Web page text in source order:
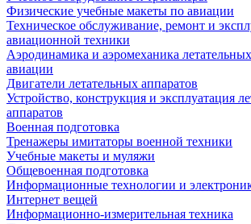
Физические учебные макеты по авиации
Техническое обслуживание, ремонт и
авиационной техники
Аэродинамика и аэромеханика
авиации
Двигатели летательных аппаратов
Устройство, конструкция и эксплуатация
аппаратов
Военная подготовка
Тренажеры имитаторы военной техники
Учебные макеты и муляжи
Общевоенная подготовка
Информационные технологии и
Интернет вещей
Информационно-измерительная техника